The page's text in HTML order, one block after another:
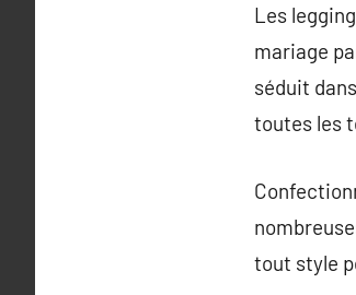
Les
mariage
séduit
toutes les
tout style